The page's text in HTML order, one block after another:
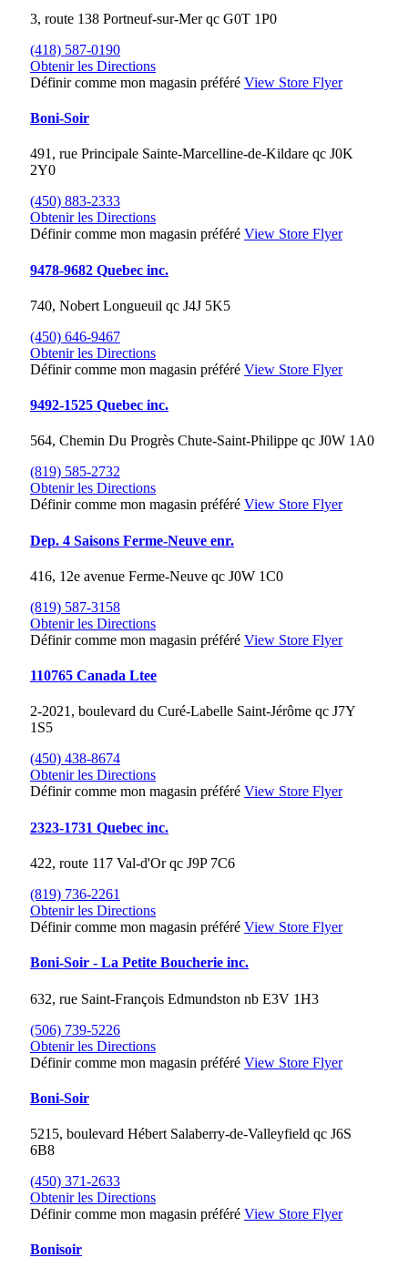
3, route 138 Portneuf-sur-Mer qc G0T 1P0
(418) 587-0190
Obtenir les Directions
Définir comme mon magasin préféré View Store Flyer
Boni-Soir
491, rue Principale Sainte-Marcelline-de-Kildare qc J0K
2Y0
(450) 883-2333
Obtenir les Directions
Définir comme mon magasin préféré View Store Flyer
9478-9682 Quebec inc.
740, Nobert Longueuil qc J4J 5K5
(450) 646-9467
Obtenir les Directions
Définir comme mon magasin préféré View Store Flyer
9492-1525 Quebec inc.
564, Chemin Du Progrès Chute-Saint-Philippe qc J0W 1A0
(819) 585-2732
Obtenir les Directions
Définir comme mon magasin préféré View Store Flyer
Dep. 4 Saisons Ferme-Neuve enr.
416, 12e avenue Ferme-Neuve qc J0W 1C0
(819) 587-3158
Obtenir les Directions
Définir comme mon magasin préféré View Store Flyer
110765 Canada Ltee
2-2021, boulevard du Curé-Labelle Saint-Jérôme qc J7Y
1S5
(450) 438-8674
Obtenir les Directions
Définir comme mon magasin préféré View Store Flyer
2323-1731 Quebec inc.
422, route 117 Val-d'Or qc J9P 7C6
(819) 736-2261
Obtenir les Directions
Définir comme mon magasin préféré View Store Flyer
Boni-Soir - La Petite Boucherie inc.
632, rue Saint-François Edmundston nb E3V 1H3
(506) 739-5226
Obtenir les Directions
Définir comme mon magasin préféré View Store Flyer
Boni-Soir
5215, boulevard Hébert Salaberry-de-Valleyfield qc J6S
6B8
(450) 371-2633
Obtenir les Directions
Définir comme mon magasin préféré View Store Flyer
Bonisoir